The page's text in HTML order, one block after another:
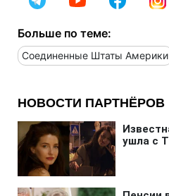
Больше по теме:
Соединенные Штаты Америки